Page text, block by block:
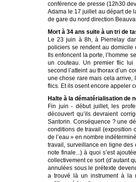
conférence de presse (12h30
Adama le 17 juillet au départ de
de gare du nord direction
Mort à 34 ans suite à un tri de
Le 23 juin à 8h, à Pierrelay
policiers se rendent au domicile
Ils enfoncent la porte, l’homme
un couteau. Un premier flic
second l’atteint au thorax d’un
une chose rare mais cela arrive,
flics. Et ils osent encore appeler
Halte à la dématérialisation de
Fin juin - début juillet, les
découvert qu’ils devraient
Santorin. Conséquence ? une
conditions de travail (exposition
de l’eau » en nombre
travail, surveillance en ligne des
note finale...) à quoi s’est
collectivement ce sort (d’autant
annulées sous le prétexte
a trouvé là un instrument à la